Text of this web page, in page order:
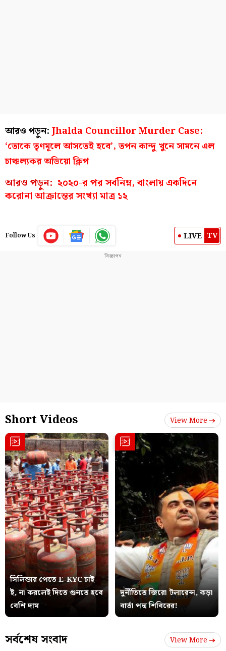
আরও পড়ুন: Jhalda Councillor Murder Case:
‘তোকে তৃণমূলে আসতেই হবে’, তপন কান্দু খুনে সামনে এল
চাঞ্চল্যকর অডিয়ো ক্লিপ
আরও পড়ুন: ২০২০-র পর সর্বনিম্ন, বাংলায় একদিনে
করোনা আক্রান্তের সংখ্যা মাত্র ১২
Follow Us LIVE TV
Short Videos View More
সিলিন্ডার পেতে E-KYC চাই-
ই, না করলেই দিতে গুনতে হবে
বেশি দাম
দুর্নীতিতে জিরো টলারেন্স, কড়া
বার্তা পদ্ম শিবিরের!
সর্বশেষ সংবাদ View More